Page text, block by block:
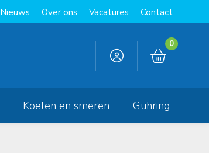
Nieuws Over ons Vacatures Contact
0
Koelen en smeren Gühring